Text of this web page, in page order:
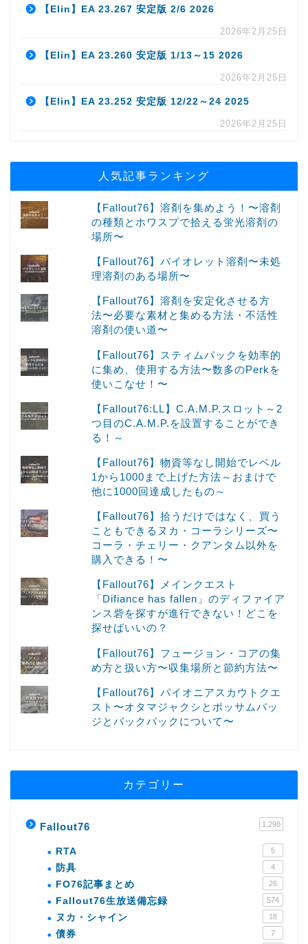
【Elin】EA 23.267 安定版 2/6 2026
2026年2月25日
【Elin】EA 23.260 安定版 1/13～15 2026
2026年2月25日
【Elin】EA 23.252 安定版 12/22～24 2025
2026年2月25日
人気記事ランキング
【Fallout76】溶剤を集めよう！〜溶剤
の種類とホワスプで拾える蛍光溶剤の
場所〜
【Fallout76】バイオレット溶剤〜未処
理溶剤のある場所〜
【Fallout76】溶剤を安定化させる方
法〜必要な素材と集める方法・不活性
溶剤の使い道〜
【Fallout76】スティムパックを効率的
に集め、使用する方法〜数多のPerkを
使いこなせ！〜
【Fallout76:LL】C.A.M.P.スロット～2
つ目のC.A.M.P.を設置することができ
る！～
【Fallout76】物資等なし開始でレベル
1から1000まで上げた方法～おまけで
他に1000回達成したもの～
【Fallout76】拾うだけではなく、買う
こともできるヌカ・コーラシリーズ〜
コーラ・チェリー・クアンタム以外を
購入できる！〜
【Fallout76】メインクエスト
「Difiance has fallen」のディファイア
ンス砦を探すが進行できない！どこを
探せばいいの？
【Fallout76】フュージョン・コアの集
め方と扱い方〜収集場所と節約方法〜
【Fallout76】パイオニアスカウトクエ
スト〜オタマジャクシとポッサムバッ
ジとバックパックについて〜
カテゴリー
Fallout76 1,298
RTA 5
防具 4
FO76記事まとめ 26
Fallout76生放送備忘録 574
ヌカ・シャイン 18
債券 7